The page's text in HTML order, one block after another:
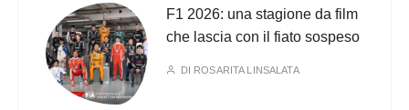
F1 2026: una stagione da film
che lascia con il fiato sospeso
DI ROSARITA LINSALATA